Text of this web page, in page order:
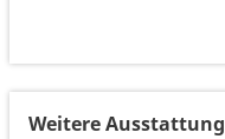
Weitere Ausstattung